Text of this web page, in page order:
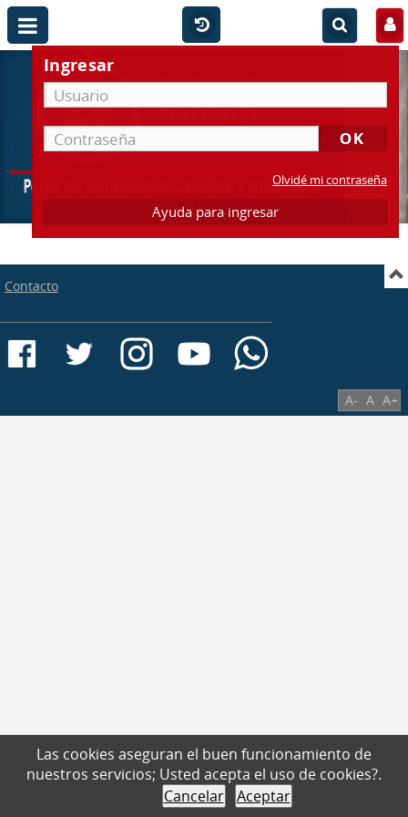
Ingresar
Olvidé mi contraseña
Ayuda para ingresar
Contacto
A- A A+
Las cookies aseguran el buen funcionamiento de
nuestros servicios; Usted acepta el uso de cookies?.
Cancelar
Aceptar